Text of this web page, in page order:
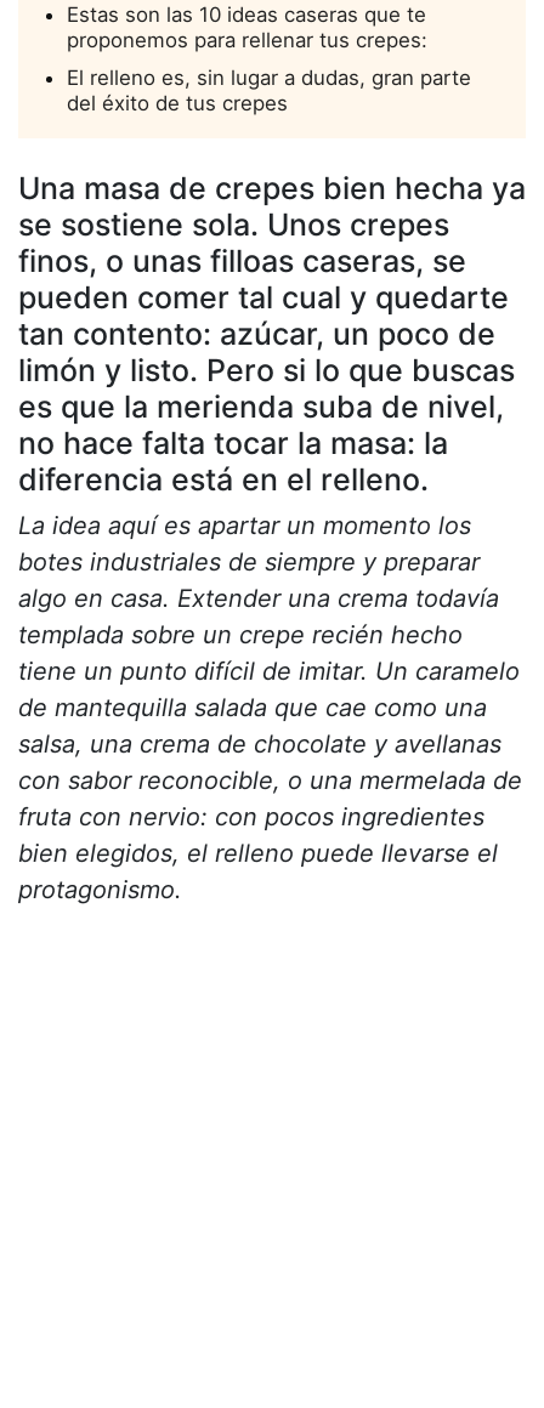
Estas son las 10 ideas caseras que te
proponemos para rellenar tus crepes:
El relleno es, sin lugar a dudas, gran parte
del éxito de tus crepes
Una masa de crepes bien hecha ya
se sostiene sola. Unos crepes
finos, o unas filloas caseras, se
pueden comer tal cual y quedarte
tan contento: azúcar, un poco de
limón y listo. Pero si lo que buscas
es que la merienda suba de nivel,
no hace falta tocar la masa: la
diferencia está en el relleno.
La idea aquí es apartar un momento los
botes industriales de siempre y preparar
algo en casa. Extender una crema todavía
templada sobre un crepe recién hecho
tiene un punto difícil de imitar. Un caramelo
de mantequilla salada que cae como una
salsa, una crema de chocolate y avellanas
con sabor reconocible, o una mermelada de
fruta con nervio: con pocos ingredientes
bien elegidos, el relleno puede llevarse el
protagonismo.